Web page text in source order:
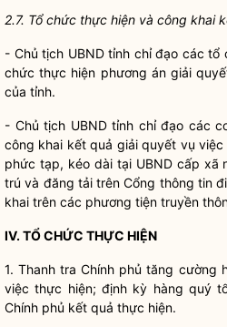
2.7. Tổ chức thực hiện và công khai
- Chủ tịch UBND tỉnh chỉ đạo các tổ
chức thực hiện phương án giải
của tỉnh.
- Chủ tịch UBND tỉnh chỉ đạo các
công khai kết quả giải quyết vụ
phức tạp, kéo dài tại UBND cấp xã
trú và đăng tải trên Cổng thông tin
khai trên các phương tiện truyền
IV. TỔ CHỨC THỰC HIỆN
1. Thanh tra Chính phủ tăng cường
việc thực hiện; định kỳ hàng quý
Chính phủ kết quả thực hiện.